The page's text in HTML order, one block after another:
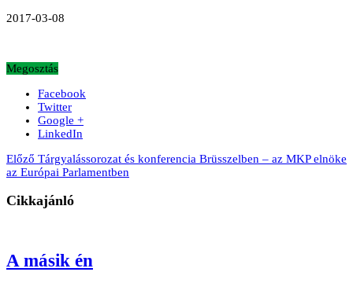
2017-03-08
Megosztás
Facebook
Twitter
Google +
LinkedIn
Előző Tárgyalássorozat és konferencia Brüsszelben – az MKP elnöke
az Európai Parlamentben
Cikkajánló
A másik én